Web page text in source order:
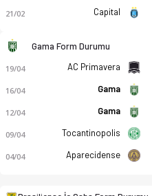
21/02 Capital
Gama Form Durumu
19/04 AC Primavera
16/04 Gama
12/04 Gama
09/04 Tocantinopolis
04/04 Aparecidense